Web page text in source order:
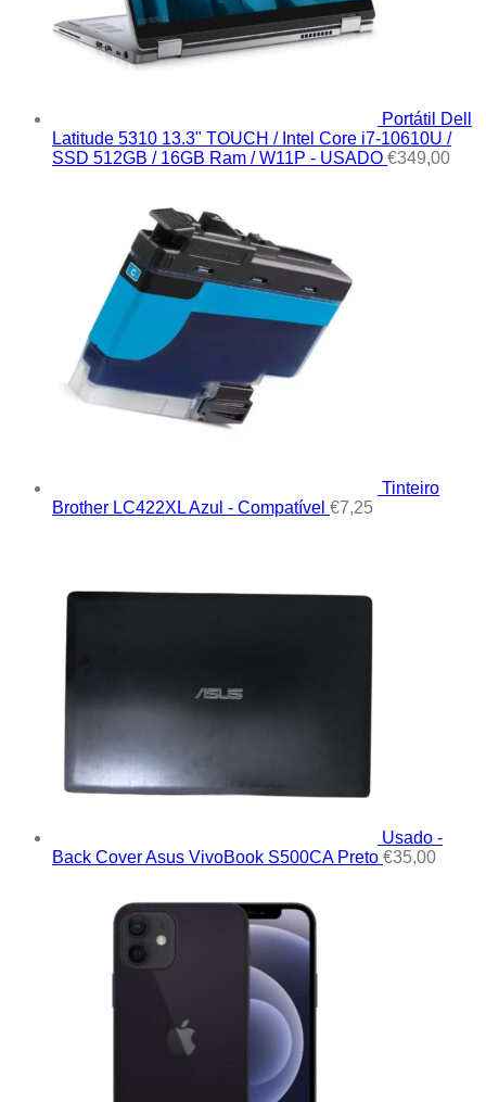
Portátil Dell
Latitude 5310 13.3" TOUCH / Intel Core i7-10610U /
SSD 512GB / 16GB Ram / W11P - USADO €349,00
Tinteiro
Brother LC422XL Azul - Compatível €7,25
Usado -
Back Cover Asus VivoBook S500CA Preto €35,00